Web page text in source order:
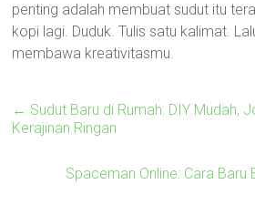
penting adalah membuat sudut itu
kopi lagi. Duduk. Tulis satu kalimat.
membawa kreativitasmu.
← Sudut Baru di Rumah: DIY Mudah,
Kerajinan Ringan
Spaceman Online: Cara Baru